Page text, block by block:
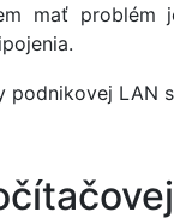
mať problém